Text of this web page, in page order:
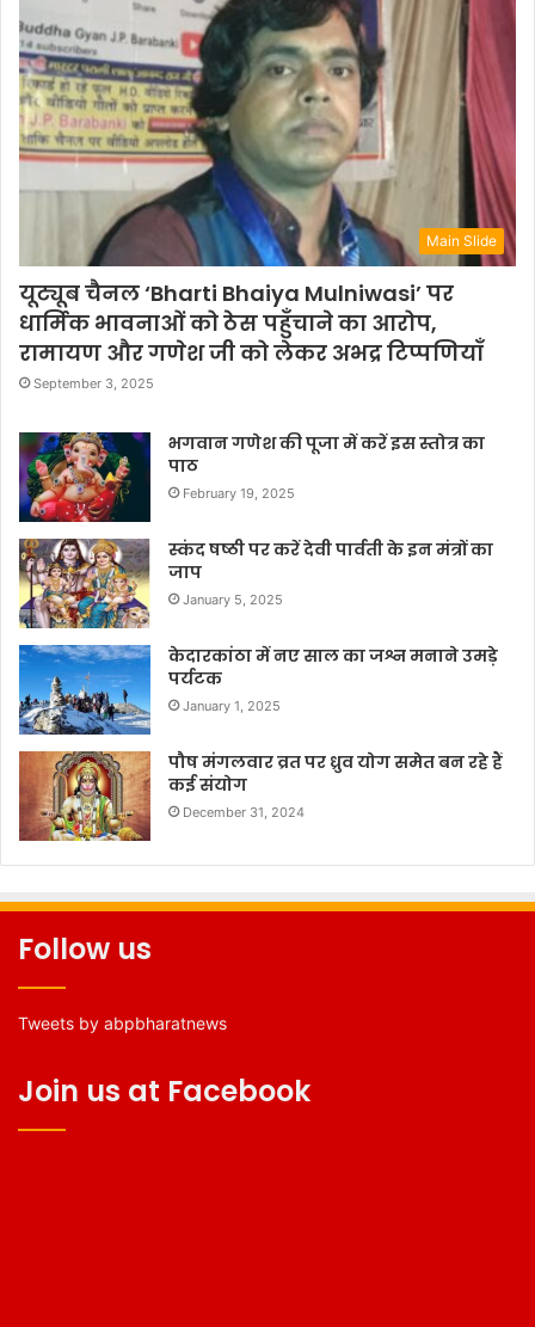
Main Slide
यूट्यूब चैनल ‘Bharti Bhaiya Mulniwasi’ पर
धार्मिक भावनाओं को ठेस पहुँचाने का आरोप,
रामायण और गणेश जी को लेकर अभद्र टिप्पणियाँ
September 3, 2025
भगवान गणेश की पूजा में करें इस स्तोत्र का
पाठ
February 19, 2025
स्कंद षष्ठी पर करें देवी पार्वती के इन मंत्रों का
जाप
January 5, 2025
केदारकांठा में नए साल का जश्न मनाने उमड़े
पर्यटक
January 1, 2025
पौष मंगलवार व्रत पर ध्रुव योग समेत बन रहे हैं
कई संयोग
December 31, 2024
Follow us
Tweets by abpbharatnews
Join us at Facebook